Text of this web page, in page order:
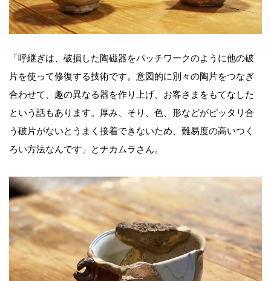
「呼継ぎは、破損した陶磁器をパッチワークのように他の破
片を使って修復する技術です。意図的に別々の陶片をつなぎ
合わせて、趣の異なる器を作り上げ、お客さまをもてなした
という話もあります。厚み、そり、色、形などがピッタリ合
う破片がないとうまく接着できないため、難易度の高いつく
ろい方法なんです」とナカムラさん。